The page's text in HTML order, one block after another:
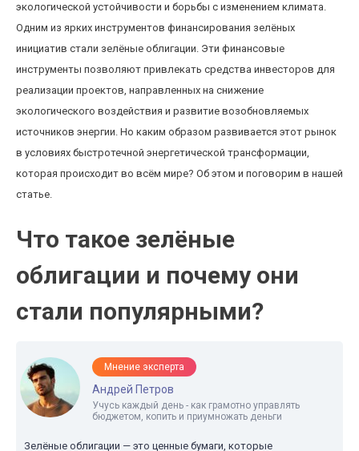
экологической устойчивости и борьбы с изменением климата.
Одним из ярких инструментов финансирования зелёных
инициатив стали зелёные облигации. Эти финансовые
инструменты позволяют привлекать средства инвесторов для
реализации проектов, направленных на снижение
экологического воздействия и развитие возобновляемых
источников энергии. Но каким образом развивается этот рынок
в условиях быстротечной энергетической трансформации,
которая происходит во всём мире? Об этом и поговорим в нашей
статье.
Что такое зелёные
облигации и почему они
стали популярными?
Мнение эксперта
Андрей Петров
Учусь каждый день - как грамотно управлять
бюджетом, копить и приумножать деньги
Зелёные облигации — это ценные бумаги, которые